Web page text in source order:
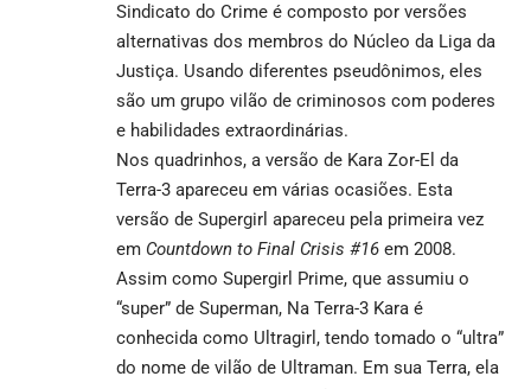
Sindicato do Crime é composto por versões
alternativas dos membros do Núcleo da Liga da
Justiça. Usando diferentes pseudônimos, eles
são um grupo vilão de criminosos com poderes
e habilidades extraordinárias.
Nos quadrinhos, a versão de Kara Zor-El da
Terra-3 apareceu em várias ocasiões. Esta
versão de Supergirl apareceu pela primeira vez
em Countdown to Final Crisis #16 em 2008.
Assim como Supergirl Prime, que assumiu o
“super” de Superman, Na Terra-3 Kara é
conhecida como Ultragirl, tendo tomado o “ultra”
do nome de vilão de Ultraman. Em sua Terra, ela